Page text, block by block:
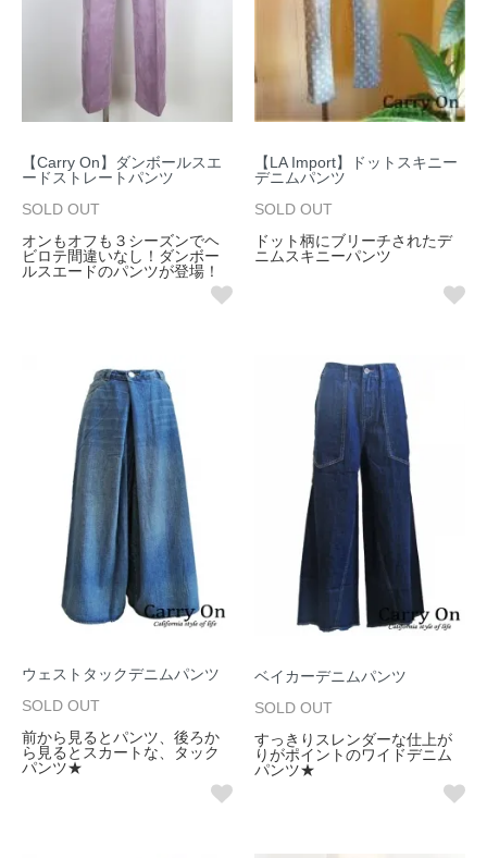
【Carry On】ダンボールスエ
ードストレートパンツ
SOLD OUT
オンもオフも３シーズンでヘ
ビロテ間違いなし！ダンボー
ルスエードのパンツが登場！
【LA Import】ドットスキニー
デニムパンツ
SOLD OUT
ドット柄にブリーチされたデ
ニムスキニーパンツ
ウェストタックデニムパンツ
SOLD OUT
前から見るとパンツ、後ろか
ら見るとスカートな、タック
パンツ★
ベイカーデニムパンツ
SOLD OUT
すっきりスレンダーな仕上が
りがポイントのワイドデニム
パンツ★